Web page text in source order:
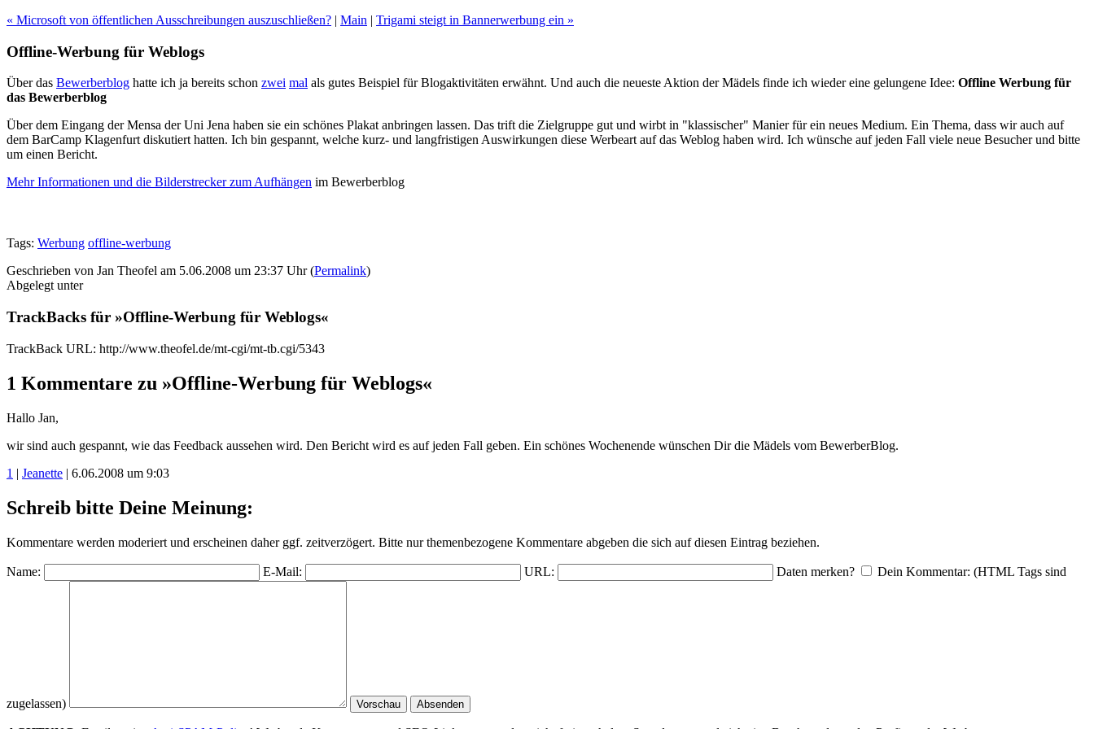
« Microsoft von öffentlichen Ausschreibungen auszuschließen? | Main | Trigami steigt in Bannerwerbung ein »
Offline-Werbung für Weblogs
Über das Bewerberblog hatte ich ja bereits schon zwei mal als gutes Beispiel für Blogaktivitäten erwähnt. Und auch die neueste Aktion der Mädels finde ich wieder eine gelungene Idee: Offline Werbung für
das Bewerberblog
Über dem Eingang der Mensa der Uni Jena haben sie ein schönes Plakat anbringen lassen. Das trift die Zielgruppe gut und wirbt in "klassischer" Manier für ein neues Medium. Ein Thema, dass wir auch auf
dem BarCamp Klagenfurt diskutiert hatten. Ich bin gespannt, welche kurz- und langfristigen Auswirkungen diese Werbeart auf das Weblog haben wird. Ich wünsche auf jeden Fall viele neue Besucher und bitte
um einen Bericht.
Mehr Informationen und die Bilderstrecker zum Aufhängen im Bewerberblog
Tags: Werbung offline-werbung
Geschrieben von Jan Theofel am 5.06.2008 um 23:37 Uhr (Permalink)
Abgelegt unter
TrackBacks für »Offline-Werbung für Weblogs«
TrackBack URL: http://www.theofel.de/mt-cgi/mt-tb.cgi/5343
1 Kommentare zu »Offline-Werbung für Weblogs«
Hallo Jan,
wir sind auch gespannt, wie das Feedback aussehen wird. Den Bericht wird es auf jeden Fall geben. Ein schönes Wochenende wünschen Dir die Mädels vom BewerberBlog.
1 | Jeanette | 6.06.2008 um 9:03
Schreib bitte Deine Meinung:
Kommentare werden moderiert und erscheinen daher ggf. zeitverzögert. Bitte nur themenbezogene Kommentare abgeben die sich auf diesen Eintrag beziehen.
Name: E-Mail: URL: Daten merken? Dein Kommentar: (HTML Tags sind
zugelassen)